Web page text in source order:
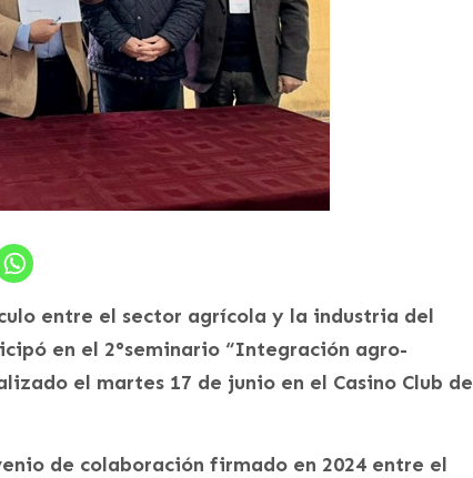
entre el sector agrícola y la industria del
en el 2°seminario “Integración agro-
el martes 17 de junio en el Casino Club de
de colaboración firmado en 2024 entre el